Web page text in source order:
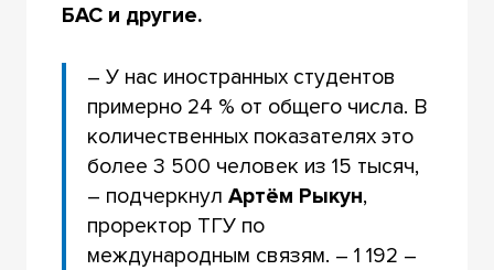
БАС и другие.
– У нас иностранных студентов
примерно 24 % от общего числа. В
количественных показателях это
более 3 500 человек из 15 тысяч,
– подчеркнулАртём Рыкун,
проректор ТГУ по
международным связям. – 1 192 –